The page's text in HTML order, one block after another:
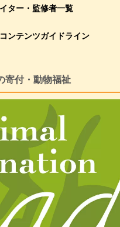
ター・監修者一覧
ンテンツガイドライン
寄付・動物福祉